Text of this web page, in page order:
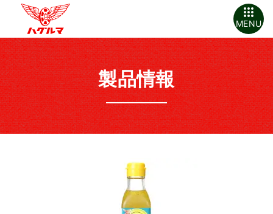
MENU
製品情報